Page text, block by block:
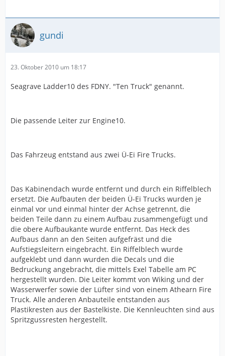
gundi
23. Oktober 2010 um 18:17
Seagrave Ladder10 des FDNY. "Ten Truck" genannt.
Die passende Leiter zur Engine10.
Das Fahrzeug entstand aus zwei Ü-Ei Fire Trucks.
Das Kabinendach wurde entfernt und durch ein Riffelblech
ersetzt. Die Aufbauten der beiden Ü-Ei Trucks wurden je
einmal vor und einmal hinter der Achse getrennt, die
beiden Teile dann zu einem Aufbau zusammengefügt und
die obere Aufbaukante wurde entfernt. Das Heck des
Aufbaus dann an den Seiten aufgefräst und die
Aufstiegsleitern eingebracht. Ein Riffelblech wurde
aufgeklebt und dann wurden die Decals und die
Bedruckung angebracht, die mittels Exel Tabelle am PC
hergestellt wurden. Die Leiter kommt von Wiking und der
Wasserwerfer sowie der Lüfter sind von einem Athearn Fire
Truck. Alle anderen Anbauteile entstanden aus
Plastikresten aus der Bastelkiste. Die Kennleuchten sind aus
Spritzgussresten hergestellt.